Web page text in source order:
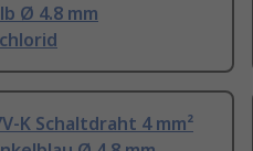
Ø 4.8 mm
K Schaltdraht 4 mm²